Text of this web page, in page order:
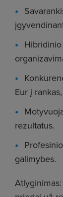
Eur į
rezultatus.
galimybes.